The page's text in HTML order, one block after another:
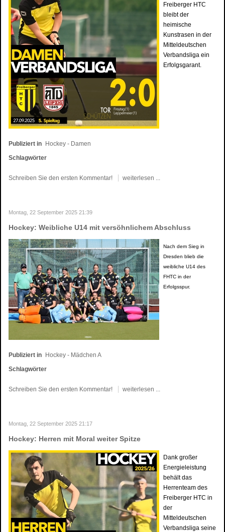
Freiberger HTC
bleibt der
heimische
Kunstrasen in der
Mitteldeutschen
Verbandsliga ein
Erfolgsgarant.
Publiziert in Hockey - Damen
Schlagwörter
Schreiben Sie den ersten Kommentar! weiterlesen ...
Montag, 22 September 2025 21:39
Hockey: Weibliche U14 mit versöhnlichem Abschluss
Nach dem Sieg in
Dresden blieb die
weibliche U14 des
FHTC in der
Erfolgsspur.
Publiziert in Hockey - Mädchen A
Schlagwörter
Schreiben Sie den ersten Kommentar! weiterlesen ...
Montag, 22 September 2025 21:17
Hockey: Herren mit Moral weiter Spitze
Dank großer
Energieleistung
behält das
Herrenteam des
Freiberger HTC in
der
Mitteldeutschen
Verbandsliga seine